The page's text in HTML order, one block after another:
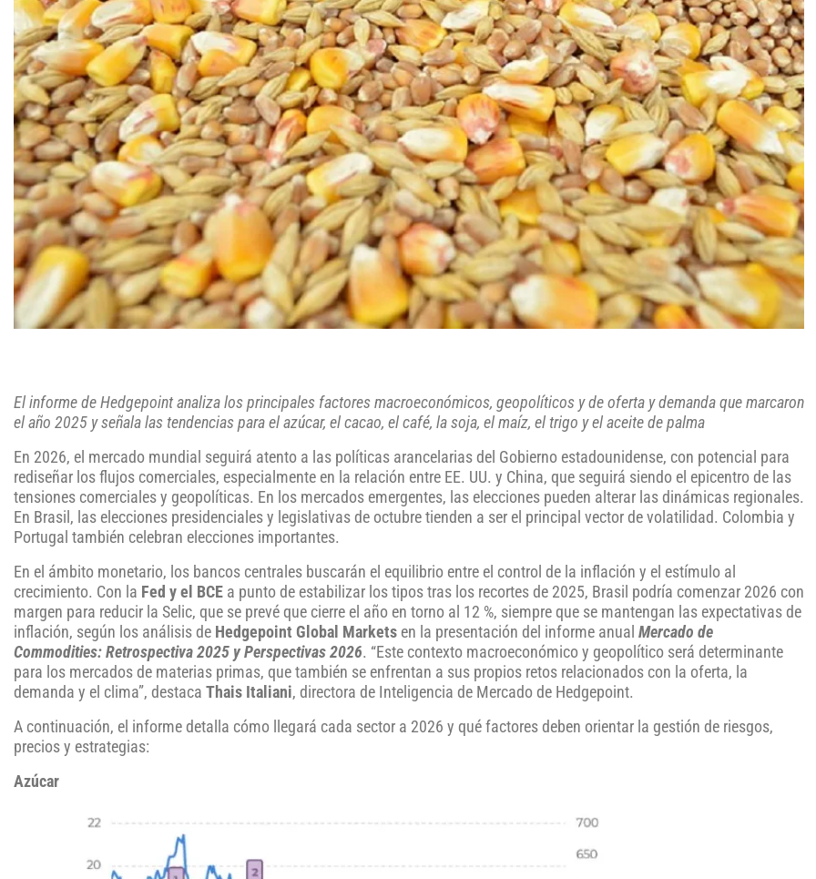
El informe de Hedgepoint analiza los principales factores macroeconómicos, geopolíticos y de oferta y demanda que marcaron
el año 2025 y señala las tendencias para el azúcar, el cacao, el café, la soja, el maíz, el trigo y el aceite de palma
En 2026, el mercado mundial seguirá atento a las políticas arancelarias del Gobierno estadounidense, con potencial para
rediseñar los flujos comerciales, especialmente en la relación entre EE. UU. y China, que seguirá siendo el epicentro de las
tensiones comerciales y geopolíticas. En los mercados emergentes, las elecciones pueden alterar las dinámicas regionales.
En Brasil, las elecciones presidenciales y legislativas de octubre tienden a ser el principal vector de volatilidad. Colombia y
Portugal también celebran elecciones importantes.
En el ámbito monetario, los bancos centrales buscarán el equilibrio entre el control de la inflación y el estímulo al
crecimiento. Con la Fed y el BCE a punto de estabilizar los tipos tras los recortes de 2025, Brasil podría comenzar 2026 con
margen para reducir la Selic, que se prevé que cierre el año en torno al 12 %, siempre que se mantengan las expectativas de
inflación, según los análisis de Hedgepoint Global Markets en la presentación del informe anual Mercado de
Commodities: Retrospectiva 2025 y Perspectivas 2026. “Este contexto macroeconómico y geopolítico será determinante
para los mercados de materias primas, que también se enfrentan a sus propios retos relacionados con la oferta, la
demanda y el clima”, destaca Thais Italiani, directora de Inteligencia de Mercado de Hedgepoint.
A continuación, el informe detalla cómo llegará cada sector a 2026 y qué factores deben orientar la gestión de riesgos,
precios y estrategias:
Azúcar